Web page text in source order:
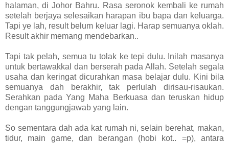
halaman, di Johor Bahru. Rasa seronok kembali ke rumah
setelah berjaya selesaikan harapan ibu bapa dan keluarga.
Tapi ye lah, result belum keluar lagi. Harap semuanya oklah.
Result akhir memang mendebarkan..
Tapi tak pelah, semua tu tolak ke tepi dulu. Inilah masanya
untuk bertawakkal dan berserah pada Allah. Setelah segala
usaha dan keringat dicurahkan masa belajar dulu. Kini bila
semuanya dah berakhir, tak perlulah dirisau-risaukan.
Serahkan pada Yang Maha Berkuasa dan teruskan hidup
dengan tanggungjawab yang lain.
So sementara dah ada kat rumah ni, selain berehat, makan,
tidur, main game, dan berangan (hobi kot.. =p), antara